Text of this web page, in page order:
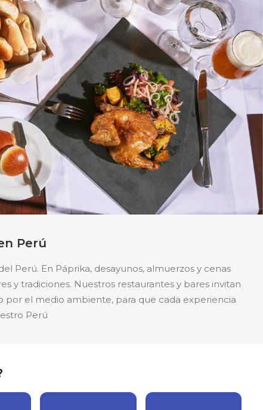
Perú
Perú. En Páprika, desayunos, almuerzos y cenas
y tradiciones. Nuestros restaurantes y bares invitan
el medio ambiente, para que cada experiencia
Perú